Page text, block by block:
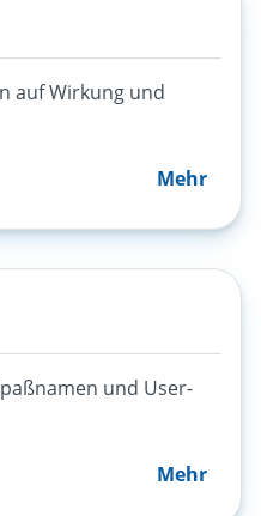
auf Wirkung und
Mehr
und User-
Mehr